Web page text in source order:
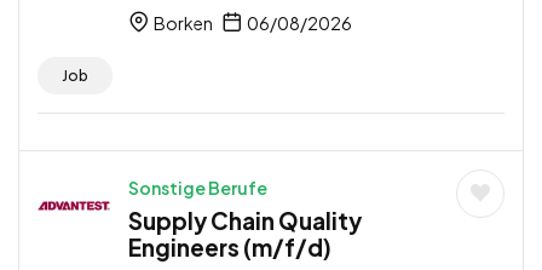
Borken 06/08/2026
Job
Sonstige Berufe
Supply Chain Quality
Engineers (m/f/d)